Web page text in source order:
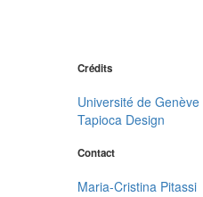
Crédits
Université de Genève
Tapioca Design
Contact
Maria-Cristina Pitassi